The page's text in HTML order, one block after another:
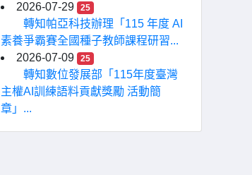
2026-07-29
25
轉知帕亞科技辦理「115 年度 AI
素養爭霸賽全國種子教師課程研習...
2026-07-09
25
轉知數位發展部「115年度臺灣
主權AI訓練語料貢獻獎勵 活動簡
章」...